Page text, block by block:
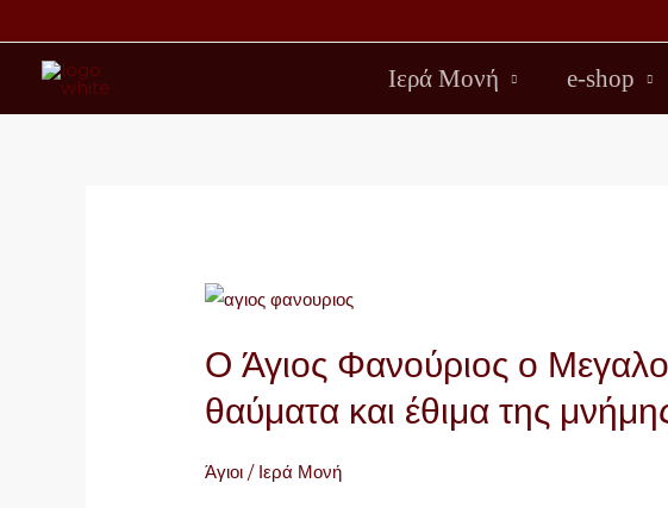
στο
περιεχόμενο
Ιερά Μονή e-shop
Ο Άγιος Φανούριος ο
θαύματα και έθιμα της
Άγιοι / Ιερά Μονή
Ο
Φανούριος
ο
Μεγαλομάρτυς:
θαύματα